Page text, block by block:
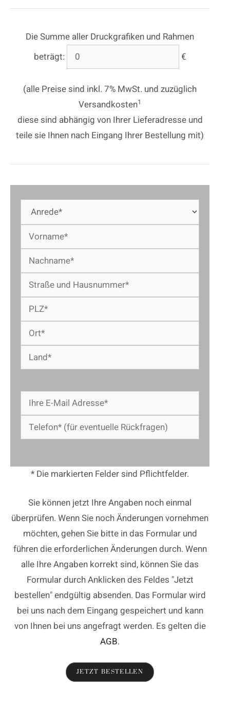
Die Summe aller Druckgrafiken und Rahmen
beträgt:
€
(alle Preise sind inkl. 7% MwSt. und zuzüglich
Versandkosten1
diese sind abhängig von Ihrer Lieferadresse und
teile sie Ihnen nach Eingang Ihrer Bestellung mit)
* Die markierten Felder sind Pflichtfelder.
Sie können jetzt Ihre Angaben noch einmal
überprüfen. Wenn Sie noch Änderungen vornehmen
möchten, gehen Sie bitte in das Formular und
führen die erforderlichen Änderungen durch. Wenn
alle Ihre Angaben korrekt sind, können Sie das
Formular durch Anklicken des Feldes "Jetzt
bestellen" endgültig absenden. Das Formular wird
bei uns nach dem Eingang gespeichert und kann
von Ihnen bei uns angefragt werden. Es gelten die
AGB.